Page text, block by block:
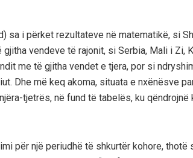
sa i përket rezultateve në matematikë, si
vendeve të rajonit, si Serbia, Mali i Zi,
me të gjitha vendet e tjera, por si
Dhe më keq akoma, situata e nxënësve
tjetrës, në fund të tabelës, ku
për një periudhë të shkurtër kohore,